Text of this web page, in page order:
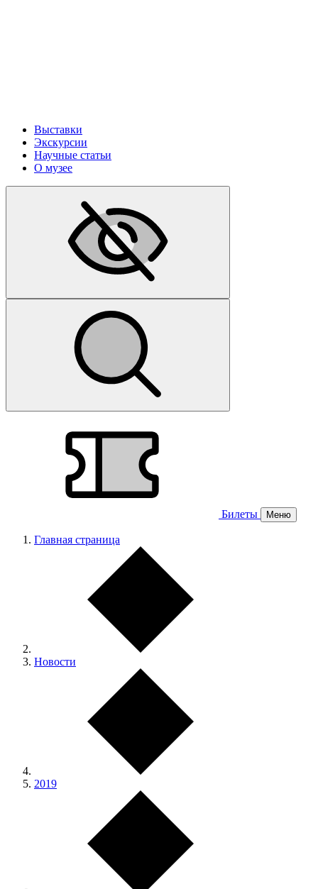
Выставки
Экскурсии
Научные статьи
О музее
Билеты Меню
Главная страница
Новости
2019